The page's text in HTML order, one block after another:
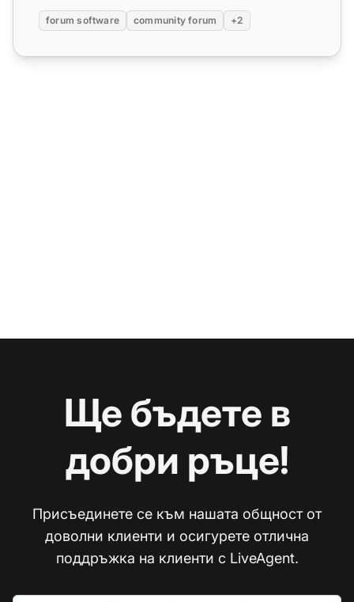
forum software community forum +2
Ще бъдете в
добри ръце!
Присъединете се към нашата общност от
доволни клиенти и осигурете отлична
поддръжка на клиенти с LiveAgent.